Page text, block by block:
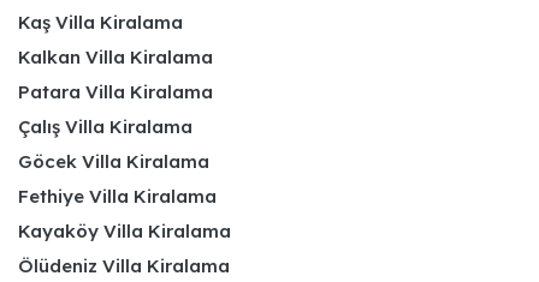
Kaş Villa Kiralama
Kalkan Villa Kiralama
Patara Villa Kiralama
Çalış Villa Kiralama
Göcek Villa Kiralama
Fethiye Villa Kiralama
Kayaköy Villa Kiralama
Ölüdeniz Villa Kiralama